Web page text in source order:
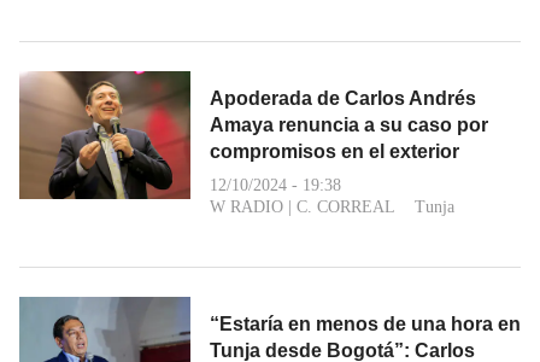
Apoderada de Carlos Andrés
Amaya renuncia a su caso por
compromisos en el exterior
12/10/2024 - 19:38
W RADIO | C. CORREAL Tunja
“Estaría en menos de una hora en
Tunja desde Bogotá”: Carlos